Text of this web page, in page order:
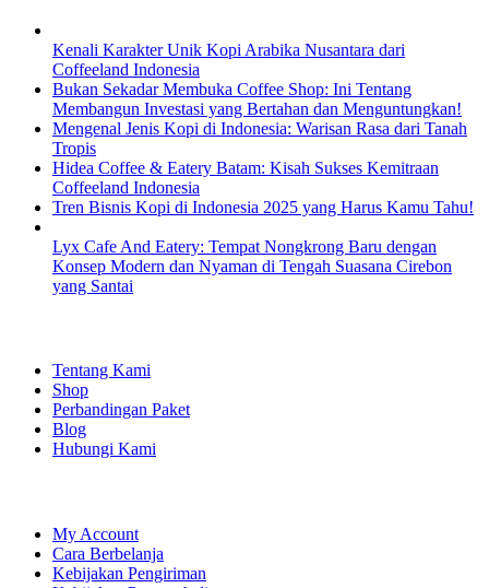
Kenali Karakter Unik Kopi Arabika Nusantara dari
Coffeeland Indonesia
Bukan Sekadar Membuka Coffee Shop: Ini Tentang
Membangun Investasi yang Bertahan dan Menguntungkan!
Mengenal Jenis Kopi di Indonesia: Warisan Rasa dari Tanah
Tropis
Hidea Coffee & Eatery Batam: Kisah Sukses Kemitraan
Coffeeland Indonesia
Tren Bisnis Kopi di Indonesia 2025 yang Harus Kamu Tahu!
Lyx Cafe And Eatery: Tempat Nongkrong Baru dengan
Konsep Modern dan Nyaman di Tengah Suasana Cirebon
yang Santai
Tentang Kami
Shop
Perbandingan Paket
Blog
Hubungi Kami
My Account
Cara Berbelanja
Kebijakan Pengiriman